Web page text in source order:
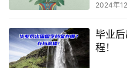
2024年
毕业
程！